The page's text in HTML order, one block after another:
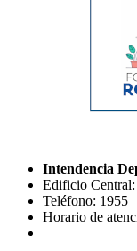
Intendencia
Edificio
Teléfono: 1955
Horario de